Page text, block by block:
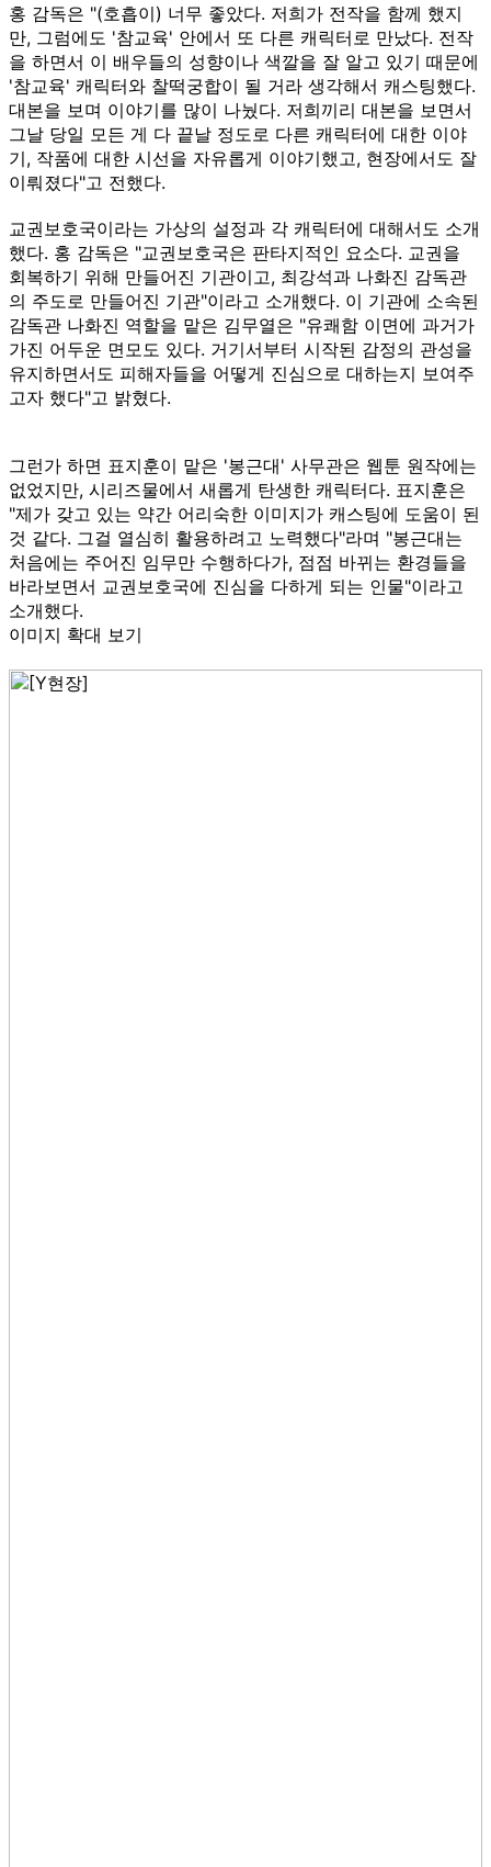
홍 감독은 "(호흡이) 너무 좋았다. 저희가 전작을 함께 했지
만, 그럼에도 '참교육' 안에서 또 다른 캐릭터로 만났다. 전작
을 하면서 이 배우들의 성향이나 색깔을 잘 알고 있기 때문에
'참교육' 캐릭터와 찰떡궁합이 될 거라 생각해서 캐스팅했다.
대본을 보며 이야기를 많이 나눴다. 저희끼리 대본을 보면서
그날 당일 모든 게 다 끝날 정도로 다른 캐릭터에 대한 이야
기, 작품에 대한 시선을 자유롭게 이야기했고, 현장에서도 잘
이뤄졌다"고 전했다.
교권보호국이라는 가상의 설정과 각 캐릭터에 대해서도 소개
했다. 홍 감독은 "교권보호국은 판타지적인 요소다. 교권을
회복하기 위해 만들어진 기관이고, 최강석과 나화진 감독관
의 주도로 만들어진 기관"이라고 소개했다. 이 기관에 소속된
감독관 나화진 역할을 맡은 김무열은 "유쾌함 이면에 과거가
가진 어두운 면모도 있다. 거기서부터 시작된 감정의 관성을
유지하면서도 피해자들을 어떻게 진심으로 대하는지 보여주
고자 했다"고 밝혔다.
그런가 하면 표지훈이 맡은 '봉근대' 사무관은 웹툰 원작에는
없었지만, 시리즈물에서 새롭게 탄생한 캐릭터다. 표지훈은
"제가 갖고 있는 약간 어리숙한 이미지가 캐스팅에 도움이 된
것 같다. 그걸 열심히 활용하려고 노력했다"라며 "봉근대는
처음에는 주어진 임무만 수행하다가, 점점 바뀌는 환경들을
바라보면서 교권보호국에 진심을 다하게 되는 인물"이라고
소개했다.
이미지 확대 보기